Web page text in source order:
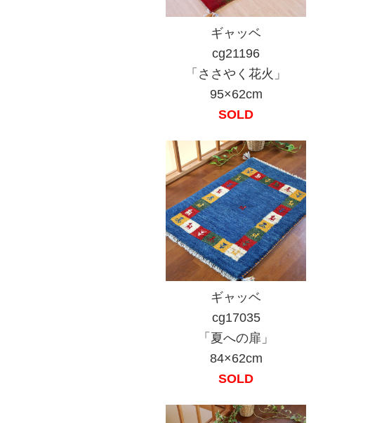
ギャッベ
cg21196
「ささやく花火」
95×62cm
SOLD
ギャッベ
cg17035
「夏への扉」
84×62cm
SOLD